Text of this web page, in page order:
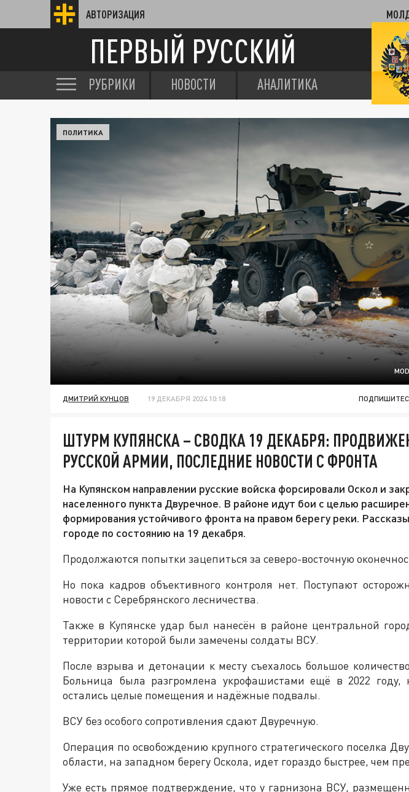
АВТОРИЗАЦИЯ
ПЕРВЫЙ РУССКИЙ
РУБРИКИ НОВОСТИ АНАЛИТИКА
ПОЛИТИКА
ДМИТРИЙ КУНЦОВ 19 ДЕКАБРЯ 2024 10:18
ШТУРМ КУПЯНСКА – СВОДКА 19 ДЕКАБРЯ:
РУССКОЙ АРМИИ, ПОСЛЕДНИЕ НОВОСТИ С ФРОНТА
На Купянском направлении русские войска форсировали Оскол и
населенного пункта Двуречное. В районе идут бои с целью
формирования устойчивого фронта на правом берегу реки.
городе по состоянию на 19 декабря.
Продолжаются попытки зацепиться за северо-восточную
Но пока кадров объективного контроля нет. Поступают
новости с Серебрянского лесничества.
Также в Купянске удар был нанесён в районе центральной
территории которой были замечены солдаты ВСУ.
После взрыва и детонации к месту съехалось большое
Больница была разгромлена укрофашистами ещё в 2022
остались целые помещения и надёжные подвалы.
ВСУ без особого сопротивления сдают Двуречную.
Операция по освобождению крупного стратегического поселка
области, на западном берегу Оскола, идет гораздо быстрее, чем
Уже есть прямое подтверждение, что у гарнизона ВСУ,